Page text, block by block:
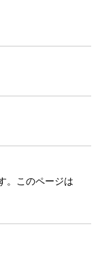
。このページは